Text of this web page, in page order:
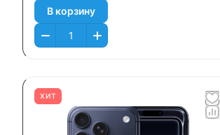
В корзину
ХИТ